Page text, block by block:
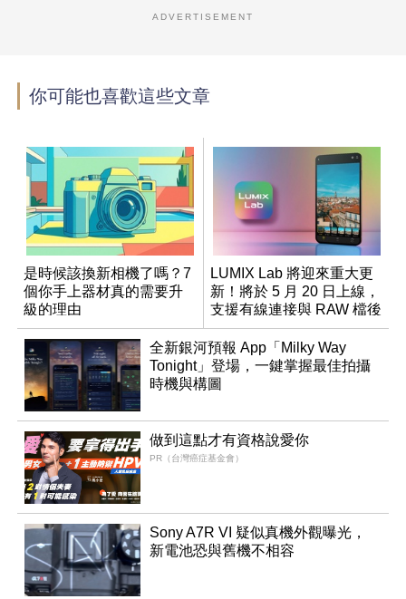
ADVERTISEMENT
你可能也喜歡這些文章
是時候該換新相機了嗎？7
個你手上器材真的需要升
級的理由
LUMIX Lab 將迎來重大更
新！將於 5 月 20 日上線，
支援有線連接與 RAW 檔後
製
全新銀河預報 App「Milky Way
Tonight」登場，一鍵掌握最佳拍攝
時機與構圖
做到這點才有資格說愛你
PR（台灣癌症基金會）
Sony A7R VI 疑似真機外觀曝光，
新電池恐與舊機不相容